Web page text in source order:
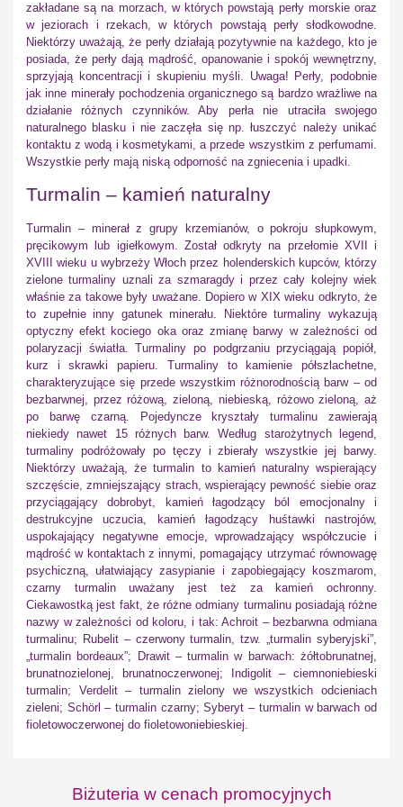
zakładane są na morzach, w których powstają perły morskie oraz
w jeziorach i rzekach, w których powstają perły słodkowodne.
Niektórzy uważają, że perły działają pozytywnie na każdego, kto je
posiada, że perły dają mądrość, opanowanie i spokój wewnętrzny,
sprzyjają koncentracji i skupieniu myśli. Uwaga! Perły, podobnie
jak inne minerały pochodzenia organicznego są bardzo wrażliwe na
działanie różnych czynników. Aby perła nie utraciła swojego
naturalnego blasku i nie zaczęła się np. łuszczyć należy unikać
kontaktu z wodą i kosmetykami, a przede wszystkim z perfumami.
Wszystkie perły mają niską odporność na zgniecenia i upadki.
Turmalin – kamień naturalny
Turmalin – minerał z grupy krzemianów, o pokroju słupkowym,
pręcikowym lub igiełkowym. Został odkryty na przełomie XVII i
XVIII wieku u wybrzeży Włoch przez holenderskich kupców, którzy
zielone turmaliny uznali za szmaragdy i przez cały kolejny wiek
właśnie za takowe były uważane. Dopiero w XIX wieku odkryto, że
to zupełnie inny gatunek minerału. Niektóre turmaliny wykazują
optyczny efekt kociego oka oraz zmianę barwy w zależności od
polaryzacji światła. Turmaliny po podgrzaniu przyciągają popiół,
kurz i skrawki papieru. Turmaliny to kamienie półszlachetne,
charakteryzujące się przede wszystkim różnorodnością barw – od
bezbarwnej, przez różową, zieloną, niebieską, różowo zieloną, aż
po barwę czarną. Pojedyncze kryształy turmalinu zawierają
niekiedy nawet 15 różnych barw. Według starożytnych legend,
turmaliny podróżowały po tęczy i zbierały wszystkie jej barwy.
Niektórzy uważają, że turmalin to kamień naturalny wspierający
szczęście, zmniejszający strach, wspierający pewność siebie oraz
przyciągający dobrobyt, kamień łagodzący ból emocjonalny i
destrukcyjne uczucia, kamień łagodzący huśtawki nastrojów,
uspokajający negatywne emocje, wprowadzający współczucie i
mądrość w kontaktach z innymi, pomagający utrzymać równowagę
psychiczną, ułatwiający zasypianie i zapobiegający koszmarom,
czarny turmalin uważany jest też za kamień ochronny.
Ciekawostką jest fakt, że różne odmiany turmalinu posiadają różne
nazwy w zależności od koloru, i tak: Achroit – bezbarwna odmiana
turmalinu; Rubelit – czerwony turmalin, tzw. „turmalin syberyjski”,
„turmalin bordeaux”; Drawit – turmalin w barwach: żółtobrunatnej,
brunatnozielonej, brunatnoczerwonej; Indigolit – ciemnoniebieski
turmalin; Verdelit – turmalin zielony we wszystkich odcieniach
zieleni; Schörl – turmalin czarny; Syberyt – turmalin w barwach od
fioletowoczerwonej do fioletowoniebieskiej.
Biżuteria w cenach promocyjnych